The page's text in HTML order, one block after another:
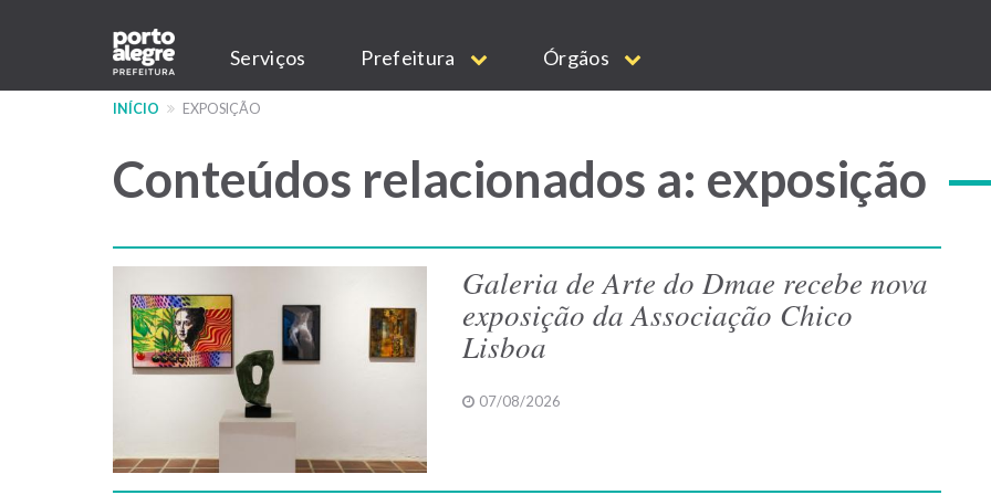
conteúdo
Main
navigation
Serviços Prefeitura Órgãos
INÍCIO EXPOSIÇÃO
Conteúdos relacionados a: exposição
Galeria de Arte do Dmae recebe nova
exposição da Associação Chico
Lisboa
07/08/2026